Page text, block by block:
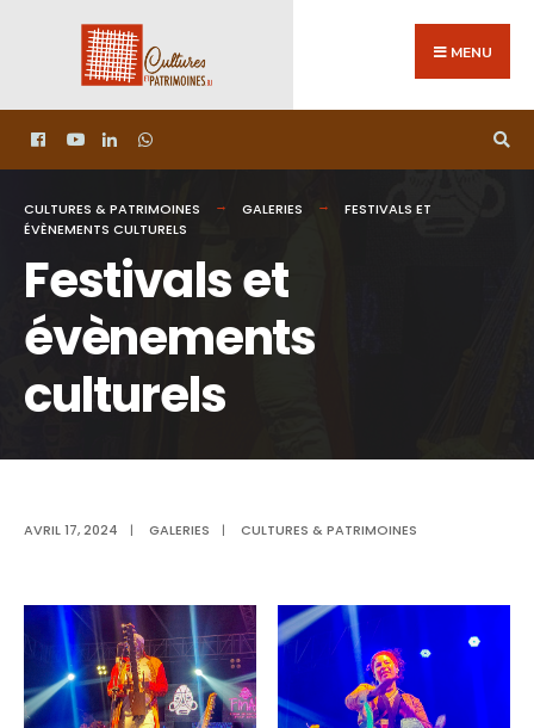
MENU
CULTURES & PATRIMOINES GALERIES
FESTIVALS ET
ÉVÈNEMENTS CULTURELS
Festivals et
évènements
culturels
AVRIL 17, 2024 | GALERIES | CULTURES & PATRIMOINES